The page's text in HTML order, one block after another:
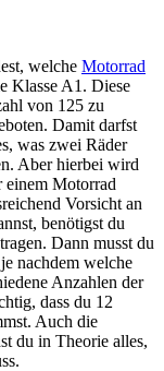
welche Motorrad
Klasse A1. Diese
von 125 zu
Damit darfst
was zwei Räder
Aber hierbei wird
einem Motorrad
Vorsicht an
benötigst du
Dann musst du
nachdem welche
Anzahlen der
dass du 12
Auch die
du in Theorie alles,